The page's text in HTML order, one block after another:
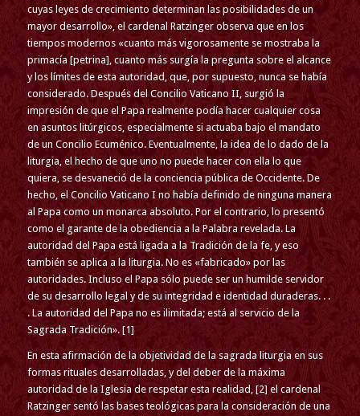
cuyas leyes de crecimiento determinan las posibilidades de un
mayor desarrollo», el cardenal Ratzinger observa que en los
tiempos modernos «cuanto más vigorosamente se mostraba la
primacía [petrina], cuanto más surgía la pregunta sobre el alcance
y los límites de esta autoridad, que, por supuesto, nunca se había
considerado. Después del Concilio Vaticano II, surgió la
impresión de que el Papa realmente podía hacer cualquier cosa
en asuntos litúrgicos, especialmente si actuaba bajo el mandato
de un Concilio Ecuménico. Eventualmente, la idea de lo dado de la
liturgia, el hecho de que uno no puede hacer con ella lo que
quiera, se desvaneció de la conciencia pública de Occidente. De
hecho, el Concilio Vaticano I no había definido de ninguna manera
al Papa como un monarca absoluto. Por el contrario, lo presentó
como el garante de la obediencia a la Palabra revelada. La
autoridad del Papa está ligada a la Tradición de la fe, y eso
también se aplica a la liturgia. No es «fabricado» por las
autoridades. Incluso el Papa sólo puede ser un humilde servidor
de su desarrollo legal y de su integridad e identidad duraderas. . .
. La autoridad del Papa no es ilimitada; está al servicio de la
Sagrada Tradición». [1]
En esta afirmación de la objetividad de la sagrada liturgia en sus
formas rituales desarrolladas, y del deber de la máxima
autoridad de la Iglesia de respetar esta realidad, [2] el cardenal
Ratzinger sentó las bases teológicas para la consideración de una